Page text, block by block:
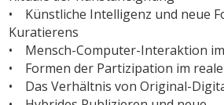
• Künstliche Intelligenz und neue
Kuratierens
• Mensch-Computer-Interaktion
• Formen der Partizipation im
• Das Verhältnis von Original-